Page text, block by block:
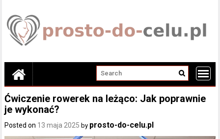
content
Ćwiczenie rowerek na leżąco: Jak poprawnie
je wykonać?
Posted on 13 maja 2025 by prosto-do-celu.pl